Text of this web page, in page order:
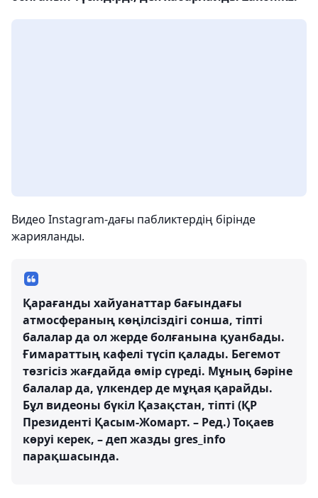
Видео Instagram-дағы пабликтердің бірінде
жарияланды.
Қарағанды ​​хайуанаттар бағындағы
атмосфераның көңілсіздігі сонша, тіпті
балалар да ол жерде болғанына қуанбады.
Ғимараттың кафелі түсіп қалады. Бегемот
төзгісіз жағдайда өмір сүреді. Мұның бәріне
балалар да, үлкендер де мұңая қарайды.
Бұл видеоны бүкіл Қазақстан, тіпті (ҚР
Президенті Қасым-Жомарт. – Ред.) Тоқаев
көруі керек, – деп жазды gres_info
парақшасында.